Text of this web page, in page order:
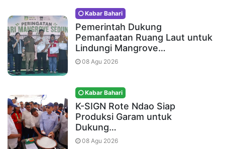
Kabar Bahari
Pemerintah Dukung
Pemanfaatan Ruang Laut untuk
Lindungi Mangrove…
08 Agu 2026
Kabar Bahari
K-SIGN Rote Ndao Siap
Produksi Garam untuk
Dukung…
08 Agu 2026